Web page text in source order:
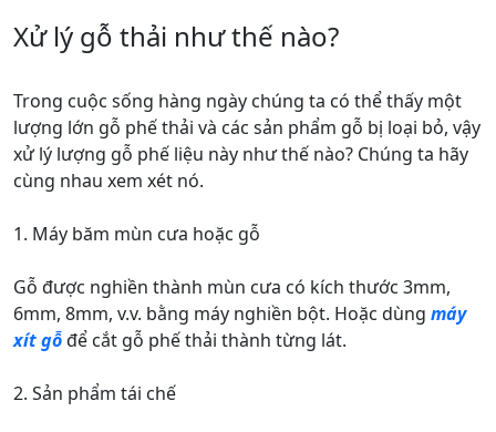
Xử lý gỗ thải như thế nào?
Trong cuộc sống hàng ngày chúng ta có thể thấy một
lượng lớn gỗ phế thải và các sản phẩm gỗ bị loại bỏ, vậy
xử lý lượng gỗ phế liệu này như thế nào? Chúng ta hãy
cùng nhau xem xét nó.
1. Máy băm mùn cưa hoặc gỗ
Gỗ được nghiền thành mùn cưa có kích thước 3mm,
6mm, 8mm, v.v. bằng máy nghiền bột. Hoặc dùng máy
xít gỗđể cắt gỗ phế thải thành từng lát.
2. Sản phẩm tái chế